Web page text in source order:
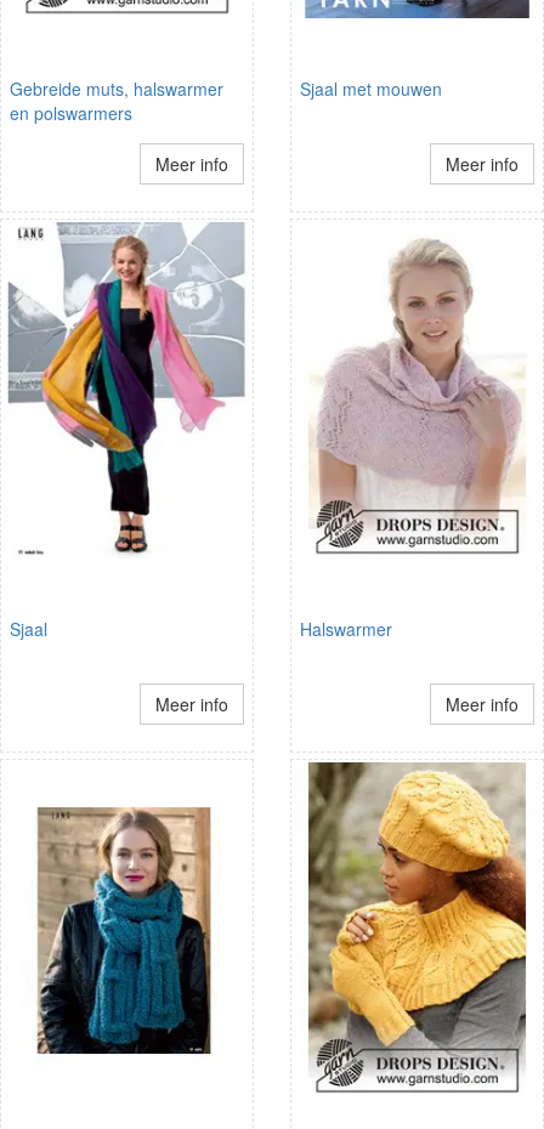
Gebreide muts, halswarmer
en polswarmers
Meer info
Sjaal met mouwen
Meer info
Sjaal
Meer info
Halswarmer
Meer info